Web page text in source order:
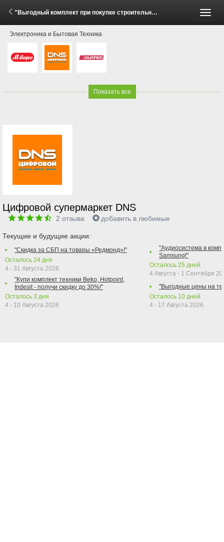
"Выгодный комплект при покупке строительного пылесоса Karcher!" (7 Апреля - 14 Мая 2026)
Электроника и Бытовая Техника
Показать все
Цифровой супермаркет DNS
2 отзыва добавить в любимые
Текущие и будущие акции:
"Скидка за СБП на товары «Редмонд»!"
Осталось 24 дня
4 - 31 Августа 2026
"Купи комплект техники Beko, Hotpoint,
Indesit - получи скидку до 30%!"
Осталось 3 дня
4 - 10 Августа 2026
"Аудиосистема в
Samsung!"
Осталось 25 дней
4 Августа - 1 Сентября
"Выгодные цены на
Осталось 10 дней
4 - 17 Августа 2026